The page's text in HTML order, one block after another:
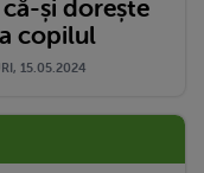
și dorește
copilul
15.05.2024